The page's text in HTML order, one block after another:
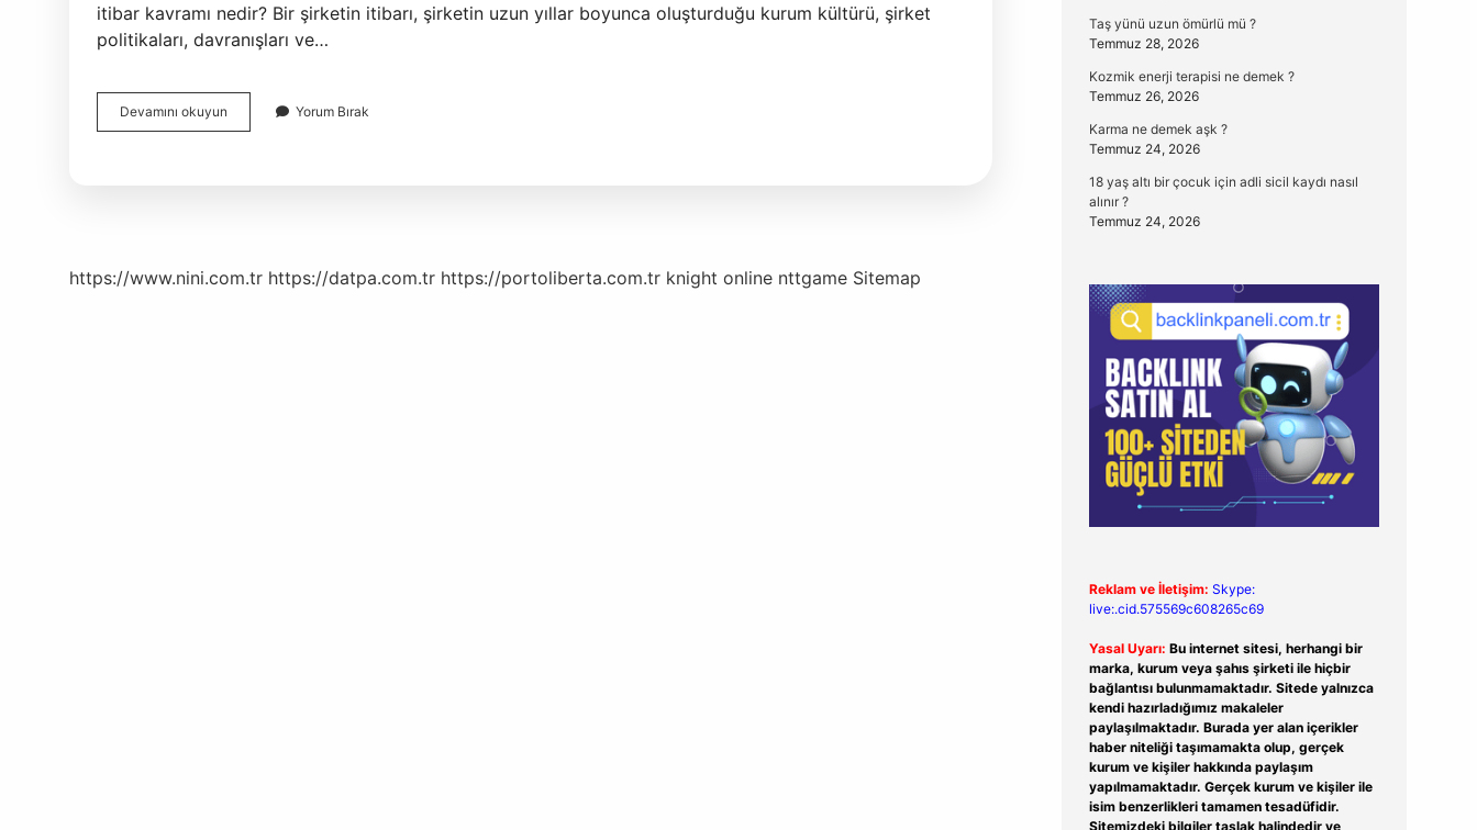
itibar kavramı nedir? Bir şirketin itibarı, şirketin uzun yıllar boyunca oluşturduğu kurum kültürü, şirket
politikaları, davranışları ve…
Devamını okuyun
Kavramı
Yorum Bırak
https://www.nini.com.tr https://datpa.com.tr https://portoliberta.com.tr knight online nttgame Sitemap
Taş yünü uzun ömürlü mü ?
Temmuz 28, 2026
Kozmik enerji terapisi ne demek ?
Temmuz 26, 2026
Karma ne demek aşk ?
Temmuz 24, 2026
18 yaş altı bir çocuk için adli sicil kaydı nasıl
alınır ?
Temmuz 24, 2026
Reklam ve İletişim: Skype:
live:.cid.575569c608265c69
Yasal Uyarı: Bu internet sitesi, herhangi bir
marka, kurum veya şahıs şirketi ile hiçbir
bağlantısı bulunmamaktadır. Sitede yalnızca
kendi hazırladığımız makaleler
paylaşılmaktadır. Burada yer alan içerikler
haber niteliği taşımamakta olup, gerçek
kurum ve kişiler hakkında paylaşım
yapılmamaktadır. Gerçek kurum ve kişiler ile
isim benzerlikleri tamamen tesadüfidir.
Sitemizdeki bilgiler taslak halindedir ve